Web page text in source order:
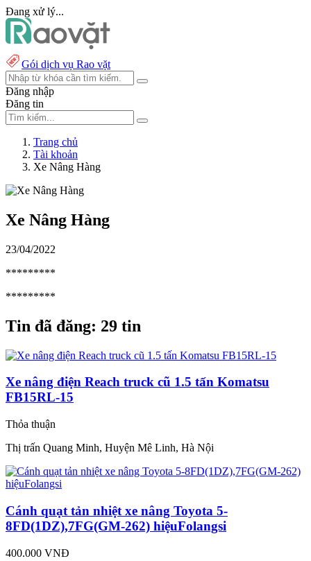
Đang xử lý...
Gói dịch vụ Rao vặt
Đăng nhập
Đăng tin
Trang chủ
Tài khoản
Xe Nâng Hàng
Xe Nâng Hàng
23/04/2022
*********
*********
Tin đã đăng: 29 tin
Xe nâng điện Reach truck cũ 1.5 tấn Komatsu
FB15RL-15
Thỏa thuận
Thị trấn Quang Minh, Huyện Mê Linh, Hà Nội
Cánh quạt tản nhiệt xe nâng Toyota 5-
8FD(1DZ),7FG(GM-262) hiệuFolangsi
400.000 VNĐ